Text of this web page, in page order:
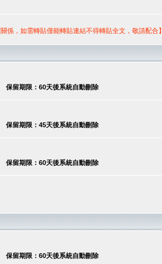
係，如需轉貼僅能轉貼連結不得轉貼全文，敬請配合】
限：60天後系統自動刪除
限：45天後系統自動刪除
限：60天後系統自動刪除
限：60天後系統自動刪除